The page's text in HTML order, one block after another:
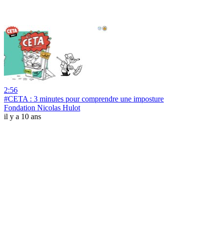
2:56
#CETA : 3 minutes pour comprendre une imposture
Fondation Nicolas Hulot
il y a 10 ans